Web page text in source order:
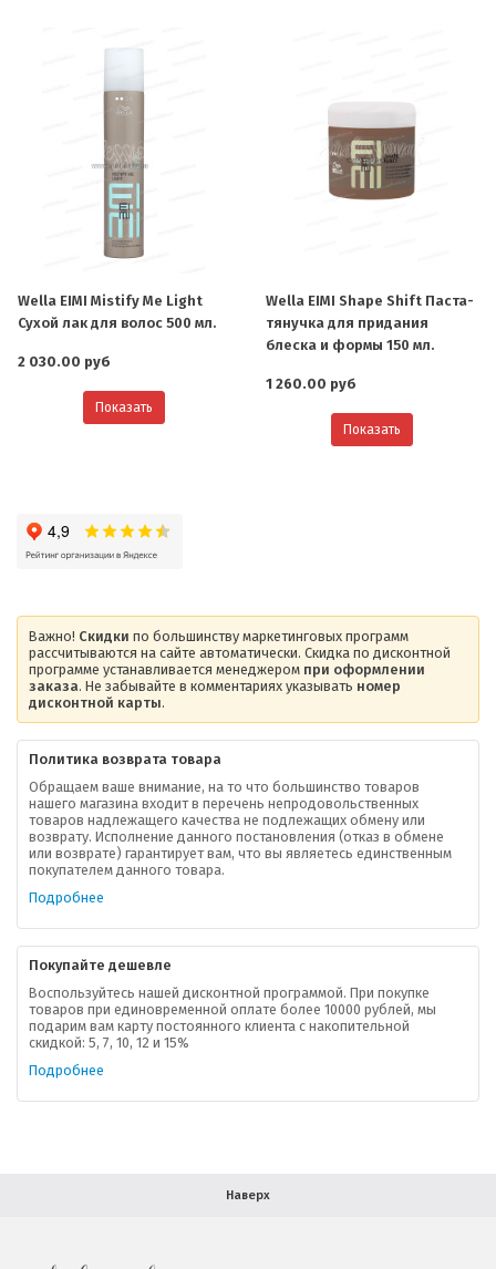
Wella EIMI Mistify Me Light
Сухой лак для волос 500 мл.
2 030.00 руб
Показать
Wella EIMI Shape Shift Паста-
тянучка для придания
блеска и формы 150 мл.
1 260.00 руб
Показать
Важно! Скидки по большинству маркетинговых программ
рассчитываются на сайте автоматически. Скидка по дисконтной
программе устанавливается менеджером при оформлении
заказа. Не забывайте в комментариях указывать номер
дисконтной карты.
Политика возврата товара
Обращаем ваше внимание, на то что большинство товаров
нашего магазина входит в перечень непродовольственных
товаров надлежащего качества не подлежащих обмену или
возврату. Исполнение данного постановления (отказ в обмене
или возврате) гарантирует вам, что вы являетесь единственным
покупателем данного товара.
Подробнее
Покупайте дешевле
Воспользуйтесь нашей дисконтной программой. При покупке
товаров при единовременной оплате более 10000 рублей, мы
подарим вам карту постоянного клиента с накопительной
скидкой: 5, 7, 10, 12 и 15%
Подробнее
Наверх
О компании
Ваша скидка
Контактная информация
В помощь покупателю
Форма обратной связи